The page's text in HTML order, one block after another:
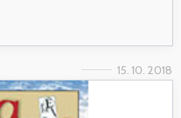
15. 10. 2018